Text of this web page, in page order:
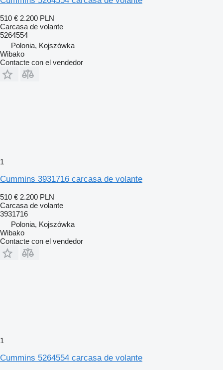
510 € 2.200 PLN
Carcasa de volante
5264554
Polonia, Kojszówka
Wibako
Contacte con el vendedor
1
Cummins 3931716 carcasa de volante
510 € 2.200 PLN
Carcasa de volante
3931716
Polonia, Kojszówka
Wibako
Contacte con el vendedor
1
Cummins 5264554 carcasa de volante